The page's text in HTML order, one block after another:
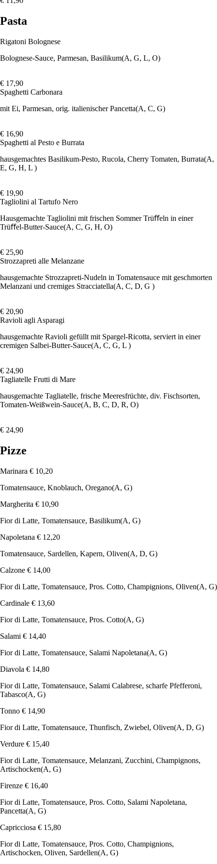
Pasta
Rigatoni Bolognese
Bolognese-Sauce, Parmesan, Basilikum(A, G, L, O)
€ 17,90
Spaghetti Carbonara
mit Ei, Parmesan, orig. italienischer Pancetta(A, C, G)
€ 16,90
Spaghetti al Pesto e Burrata
hausgemachtes Basilikum-Pesto, Rucola, Cherry Tomaten, Burrata(A,
E, G, H, L )
€ 19,90
Tagliolini al Tartufo Nero
Hausgemachte Tagliolini mit frischen Sommer Trüﬀeln in einer
Trüﬀel-Butter-Sauce(A, C, G, H, O)
€ 25,90
Strozzapreti alle Melanzane
hausgemachte Strozzapreti-Nudeln in Tomatensauce mit geschmorten
Melanzani und cremiges Stracciatella(A, C, D, G )
€ 20,90
Ravioli agli Asparagi
hausgemachte Ravioli gefüllt mit Spargel-Ricotta, serviert in einer
cremigen Salbei-Butter-Sauce(A, C, G, L )
€ 24,90
Tagliatelle Frutti di Mare
hausgemachte Tagliatelle, frische Meeresfrüchte, div. Fischsorten,
Tomaten-Weißwein-Sauce(A, B, C, D, R, O)
€ 24,90
Pizze
Marinara € 10,20
Tomatensauce, Knoblauch, Oregano(A, G)
Margherita € 10,90
Fior di Latte, Tomatensauce, Basilikum(A, G)
Napoletana € 12,20
Tomatensauce, Sardellen, Kapern, Oliven(A, D, G)
Calzone € 14,00
Fior di Latte, Tomatensauce, Pros. Cotto, Champignions, Oliven(A, G)
Cardinale € 13,60
Fior di Latte, Tomatensauce, Pros. Cotto(A, G)
Salami € 14,40
Fior di Latte, Tomatensauce, Salami Napoletana(A, G)
Diavola € 14,80
Fior di Latte, Tomatensauce, Salami Calabrese, scharfe Pfefferoni,
Tabasco(A, G)
Tonno € 14,90
Fior di Latte, Tomatensauce, Thunfisch, Zwiebel, Oliven(A, D, G)
Verdure € 15,40
Fior di Latte, Tomatensauce, Melanzani, Zucchini, Champignons,
Artischocken(A, G)
Firenze € 16,40
Fior di Latte, Tomatensauce, Pros. Cotto, Salami Napoletana,
Pancetta(A, G)
Capricciosa € 15,80
Fior di Latte, Tomatensauce, Pros. Cotto, Champignions,
Artischocken, Oliven, Sardellen(A, G)